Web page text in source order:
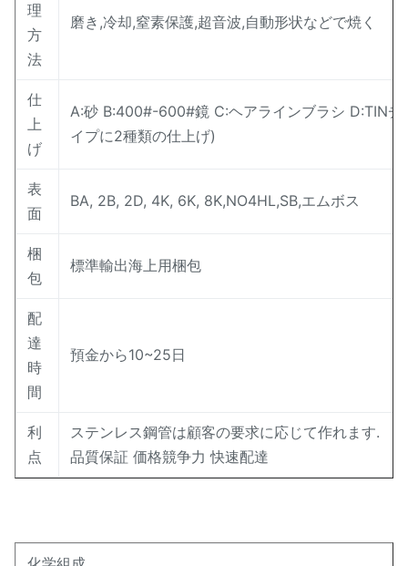
理
方
法
磨き,冷却,窒素保護,超音波,自動形状などで焼く
仕
上
げ
A:砂 B:400#-600#鏡 C:ヘアラインブラシ D:TINチ
イプに2種類の仕上げ)
表
面
BA, 2B, 2D, 4K, 6K, 8K,NO4HL,SB,エムボス
梱
包
標準輸出海上用梱包
配
達
時
間
預金から10~25日
利
点
ステンレス鋼管は顧客の要求に応じて作れます.
品質保証 価格競争力 快速配達